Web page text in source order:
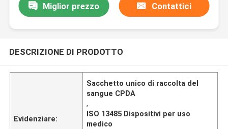
Miglior prezzo Contattici
DESCRIZIONE DI PRODOTTO
Evidenziare:
Sacchetto unico di raccolta del
sangue CPDA
,
ISO 13485 Dispositivi per uso
medico